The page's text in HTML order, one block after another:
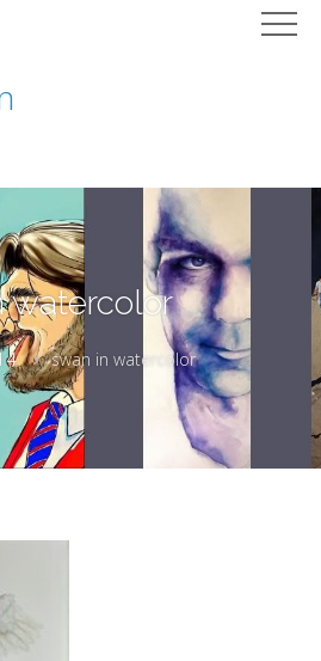
watercolor
4 swan in watercolor